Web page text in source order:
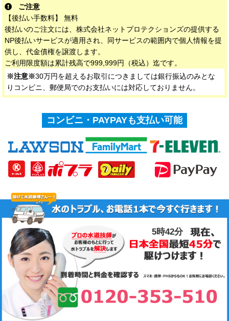
ご注意
【後払い手数料】 無料
後払いのご注文には、株式会社ネットプロテクションズの提供する
NP後払いサービスが適用され、同サービスの範囲内で個人情報を提
供し、代金債権を譲渡します。
ご利用限度額は累計残高で999,999円（税込）迄です。
※注意※30万円を超えるお取引につきましては銀行振込のみとな
りコンビニ、郵便局でのお支払いには対応しておりません。
コンビニ・PAYPAYも支払い可能
5時42分